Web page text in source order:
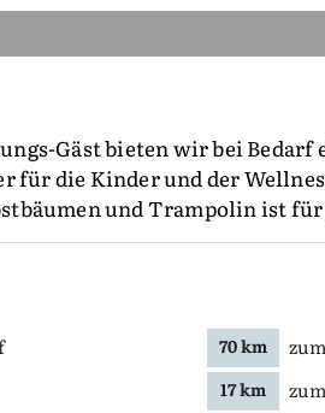
Gäst bieten wir bei
für die Kinder und der
und Trampolin ist für
70 km
17 km